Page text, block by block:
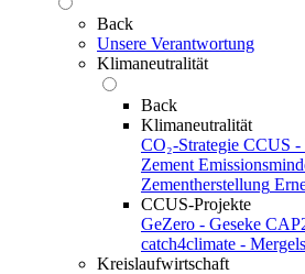
Back
Unsere Verantwortung
Klimaneutralität
Back
Klimaneutralität
CO₂-Strategie CCUS -
Zement
Zementherstellung
CCUS-Projekte
GeZero - Geseke
catch4climate -
Kreislaufwirtschaft